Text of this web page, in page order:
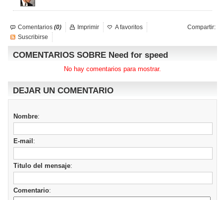
Comentarios (0) Compartir:
Imprimir
A favoritos
Suscribirse
COMENTARIOS SOBRE Need for speed
No hay comentarios para mostrar.
DEJAR UN COMENTARIO
Nombre:
E-mail :
Titulo del mensaje:
Comentario: